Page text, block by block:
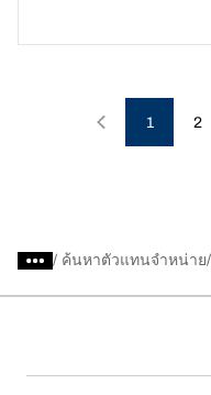
1 2
/ ค้นหาตัวแทนจำหน่าย